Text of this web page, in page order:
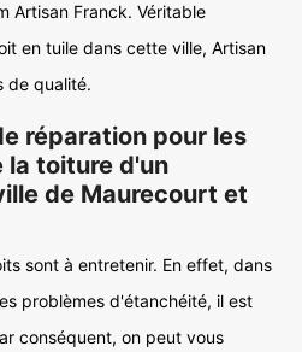
Artisan Franck. Véritable
en tuile dans cette ville, Artisan
de qualité.
réparation pour les
la toiture d'un
de Maurecourt et
sont à entretenir. En effet, dans
problèmes d'étanchéité, il est
conséquent, on peut vous